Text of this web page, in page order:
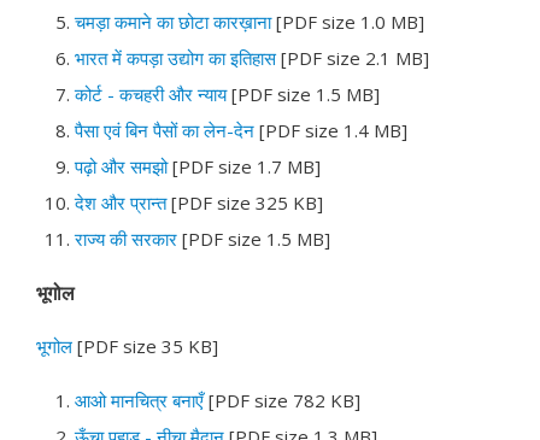
चमड़ा कमाने का छोटा कारख़ाना[PDF size 1.0 MB]
भारत में कपड़ा उद्योग का इतिहास[PDF size 2.1 MB]
कोर्ट - कचहरी और न्याय[PDF size 1.5 MB]
पैसा एवं बिन पैसों का लेन-देन [PDF size 1.4 MB]
पढ़ो और समझो[PDF size 1.7 MB]
देश और प्रान्त[PDF size 325 KB]
राज्य की सरकार [PDF size 1.5 MB]
भूगोल
भूगोल [PDF size 35 KB]
आओ मानचित्र बनाएँ[PDF size 782 KB]